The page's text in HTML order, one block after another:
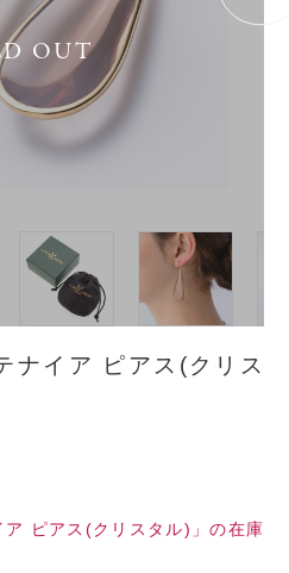
OUT
イア ピアス(クリス
ピアス(クリスタル)」の在庫